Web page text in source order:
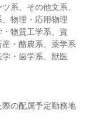
系、その他文系、
物理・応用物理
物質工学系、資
・酪農系、薬学系
学・歯学系、獣医
の配属予定勤務地